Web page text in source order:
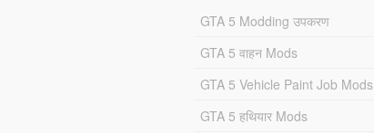
GTA 5 Modding उपकरण
GTA 5 वाहन Mods
GTA 5 Vehicle Paint Job Mods
GTA 5 हथियार Mods